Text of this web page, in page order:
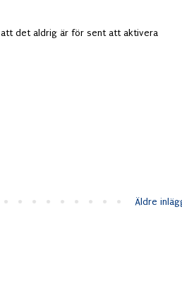
att det aldrig är för sent att aktivera
Äldre